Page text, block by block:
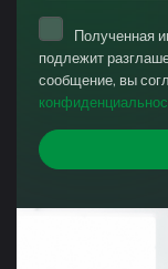
Полученная
подлежит
сообщение, вы